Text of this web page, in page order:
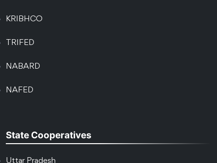
KRIBHCO
TRIFED
NABARD
NAFED
State Cooperatives
Uttar Pradesh